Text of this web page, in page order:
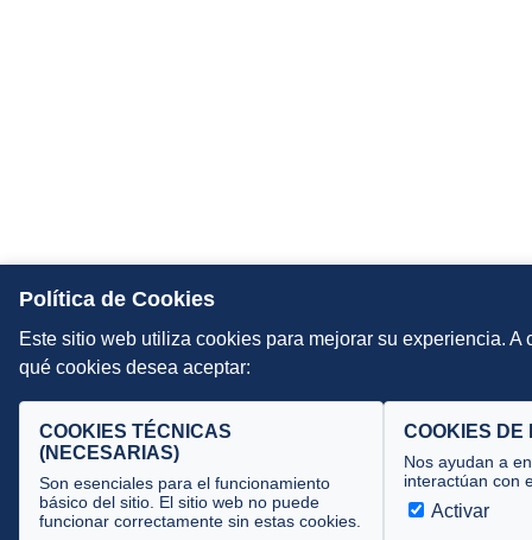
Política de Cookies
Este sitio web utiliza cookies para mejorar su experiencia.
qué cookies desea aceptar:
COOKIES TÉCNICAS
(NECESARIAS)
Son esenciales para el funcionamiento
básico del sitio. El sitio web no puede
funcionar correctamente sin estas cookies.
COOKIES DE
Nos ayudan a
interactúan con
Activar